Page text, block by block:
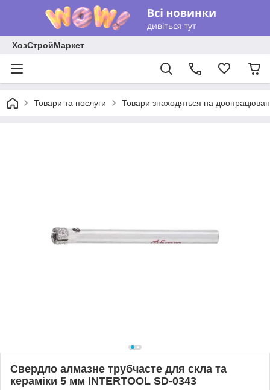
ХозСтройМаркет
Товари та послуги Товари знаходяться на
Свердло алмазне трубчасте для скла та
кераміки 5 мм INTERTOOL SD-0343